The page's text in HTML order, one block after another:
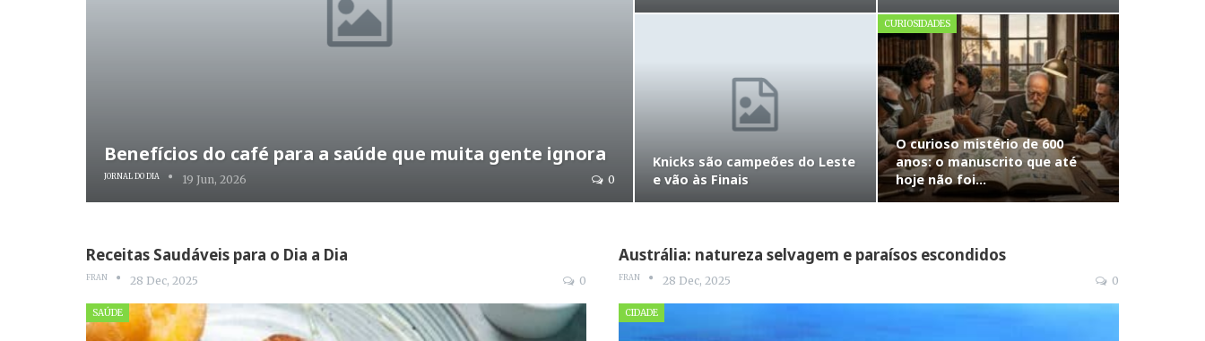
Benefícios do café para a saúde que muita gente ignora
JORNAL DO DIA 19 Jun, 2026 0
Knicks são campeões do Leste
e vão às Finais
CURIOSIDADES
O curioso mistério de 600
anos: o manuscrito que até
hoje não foi…
Receitas Saudáveis para o Dia a Dia
FRAN 28 Dec, 2025 0
SAÚDE
Austrália: natureza selvagem e paraísos escondidos
FRAN 28 Dec, 2025 0
CIDADE